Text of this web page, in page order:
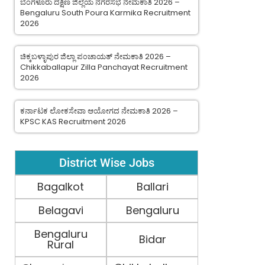
Bengaluru South Poura Karmika Recruitment
2026
ಚಿಕ್ಕಬಳ್ಳಾಪುರ ಜಿಲ್ಲಾ ಪಂಚಾಯತ್ ನೇಮಕಾತಿ 2026 –
Chikkaballapur Zilla Panchayat Recruitment
2026
ಕರ್ನಾಟಕ ಲೋಕಸೇವಾ ಆಯೋಗದ ನೇಮಕಾತಿ 2026 –
KPSC KAS Recruitment 2026
District Wise Jobs
Bagalkot
Ballari
Belagavi
Bengaluru
Bengaluru
Rural Bidar